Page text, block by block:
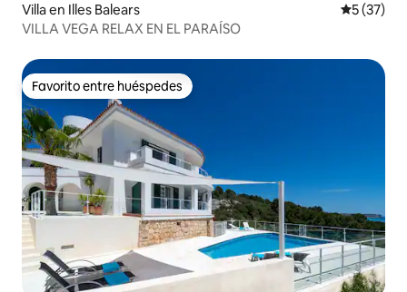
Villa en Illes Balears
5 (37)
VILLA VEGA RELAX EN EL PARAÍSO
Favorito entre huéspedes
Favorito entre huéspedes